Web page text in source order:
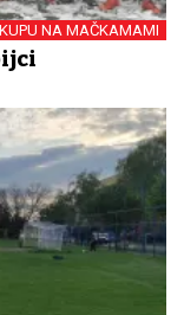
NA MAČKAMAMI